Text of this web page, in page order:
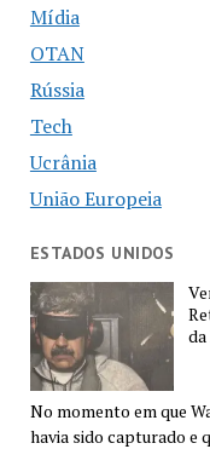
Mídia
OTAN
Rússia
Tech
Ucrânia
União Europeia
ESTADOS UNIDOS
No momento em que
havia sido capturado e